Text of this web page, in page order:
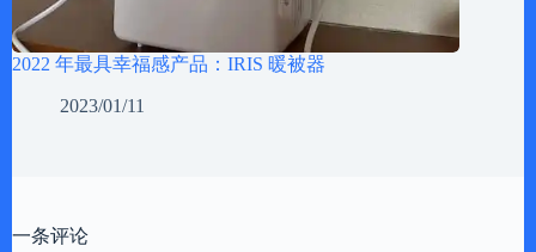
2022 年最具幸福感产品：IRIS 暖被器
2023/01/11
一条评论